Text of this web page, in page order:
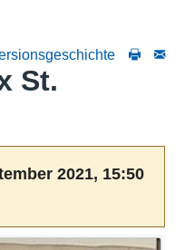
St.
2021, 15:50